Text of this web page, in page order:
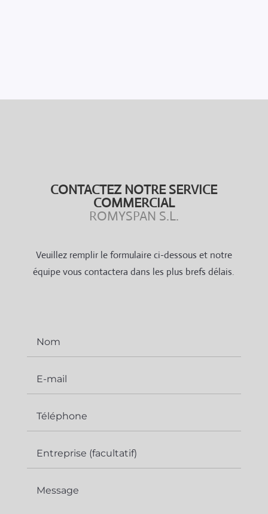
CONTACTEZ NOTRE SERVICE
COMMERCIAL
ROMYSPAN S.L.
Veuillez remplir le formulaire ci-dessous et notre
équipe vous contactera dans les plus brefs délais.